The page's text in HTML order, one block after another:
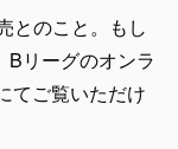
とのこと。もし
Bリーグのオンラ
てご覧いただけ